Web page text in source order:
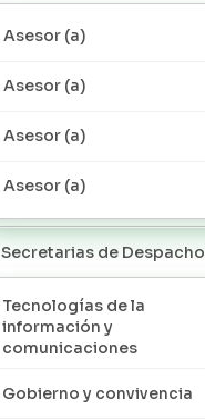
Asesor (a)
Asesor (a)
Asesor (a)
Asesor (a)
Secretarias de Despacho
Tecnologías de la
información y
comunicaciones
Gobierno y convivencia